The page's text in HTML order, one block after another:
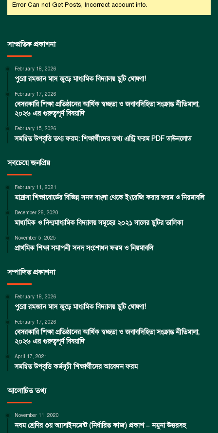
Error Can not Get Posts, Incorrect account info.
সাম্প্রতিক প্রকাশনা
February 18, 2026
পুরো রমজান মাস জুড়ে মাধ্যমিক বিদ্যালয় ছুটি ঘোষণা!
February 17, 2026
বেসরকারি শিক্ষা প্রতিষ্ঠানের আর্থিক স্বচ্ছতা ও জবাবদিহিতা সংক্রান্ত নীতিমালা,
২০২৬ এর গুরুত্বপূর্ণ বিষয়াদি
February 15, 2026
সমন্বিত উপবৃত্তি তথ্য ফরম: শিক্ষার্থীদের তথ্য এন্ট্রি ফরম PDF ডাউনলোড
সবচেয়ে জনপ্রিয়
February 11, 2021
মাদ্রাসা শিক্ষাবোর্ডের বিভিন্ন সনদ বাংলা থেকে ইংরেজি করার ফরম ও নিয়মাবলি
December 28, 2020
মাধ্যমিক ও নিন্মমাধ্যমিক বিদ্যালয় সমূহের ২০২১ সালের ছুটির তালিকা
November 5, 2025
প্রাথমিক শিক্ষা সমাপনী সনদ সংশোধন ফরম ও নিয়মাবলি
সম্পাদিত প্রকাশনা
February 18, 2026
পুরো রমজান মাস জুড়ে মাধ্যমিক বিদ্যালয় ছুটি ঘোষণা!
February 17, 2026
বেসরকারি শিক্ষা প্রতিষ্ঠানের আর্থিক স্বচ্ছতা ও জবাবদিহিতা সংক্রান্ত নীতিমালা,
২০২৬ এর গুরুত্বপূর্ণ বিষয়াদি
April 17, 2021
সমন্বিত উপবৃত্তি কর্মসূচী শিক্ষার্থীদের আবেদন ফরম
আলোচিত তথ্য
November 11, 2020
নবম শ্রেণির ৩য় অ্যাসাইনমেন্ট (নির্ধারিত কাজ) প্রকাশ – নমুনা উত্তরসহ